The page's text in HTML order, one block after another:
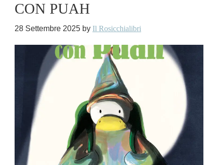
CON PUAH
28 Settembre 2025 by Il Rosicchialibri